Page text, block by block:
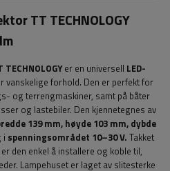
TT TECHNOLOGY
TECHNOLOGYer en universell LED-
vanskelige forhold. Den er perfekt for
og terrengmaskiner, samt på båter
og lastebiler. Den kjennetegnes av
139 mm, høyde 103 mm, dybde
i spenningsområdet 10–30 V. Takket
er den enkel å installere og koble til,
Lampehuset er laget av slitesterke